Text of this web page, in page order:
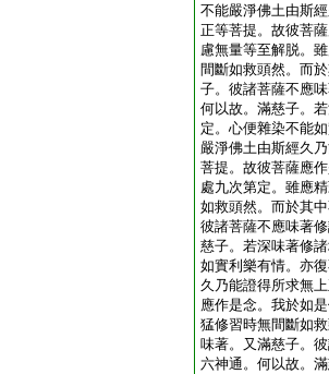
不能嚴淨佛土由斯
正等菩提。故彼菩
慮無量等至解脱。
間斷如救頭然。而
子。彼諸菩薩不應
何以故。滿慈子。
定。心便雜染不能
嚴淨佛土由斯經久
菩提。故彼菩薩應
處九次第定。雖應
如救頭然。而於其
彼諸菩薩不應味著
慈子。若深味著修
如實利樂有情。亦
久乃能證得所求無
應作是念。我於如
猛修習時無間斷如
味著。又滿慈子。
六神通。何以故。